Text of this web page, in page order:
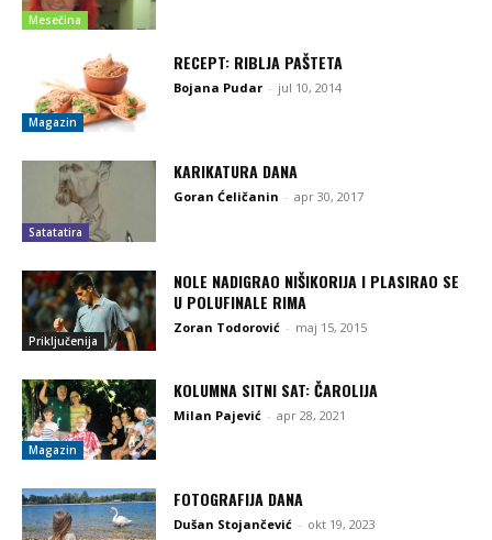
Mesečina
Magazin
RECEPT: RIBLJA PAŠTETA
Bojana Pudar - jul 10, 2014
Satatatira
KARIKATURA DANA
Goran Ćeličanin - apr 30, 2017
Priključenija
NOLE NADIGRAO NIŠIKORIJA I PLASIRAO SE
U POLUFINALE RIMA
Zoran Todorović - maj 15, 2015
Magazin
KOLUMNA SITNI SAT: ČAROLIJA
Milan Pajević - apr 28, 2021
FOTOGRAFIJA DANA
Dušan Stojančević - okt 19, 2023